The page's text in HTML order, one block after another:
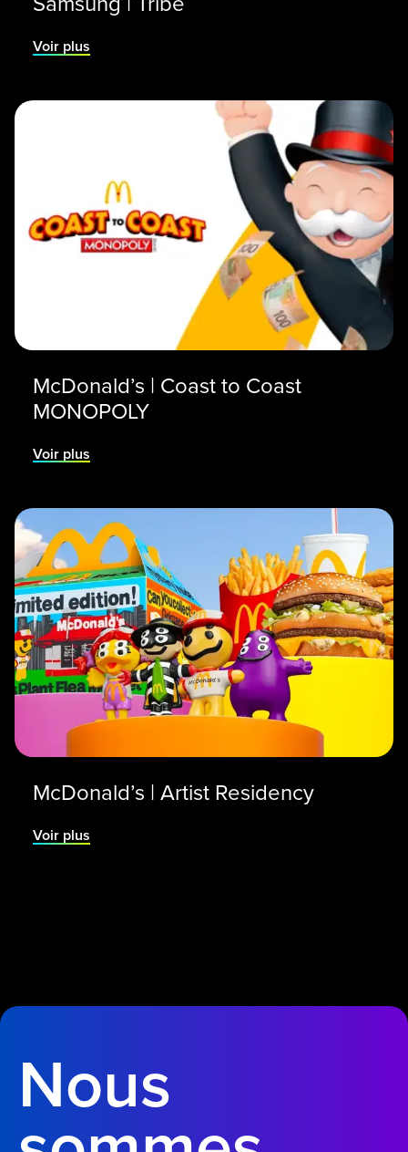
Voir plus
McDonald’s | Coast to Coast
MONOPOLY
Voir plus
McDonald’s | Artist Residency
Voir plus
Nous